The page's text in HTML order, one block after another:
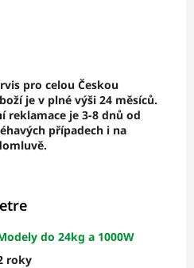
pro celou Českou
je v plné výši 24 měsíců.
reklamace je 3-8 dnů od
případech i na
do 24kg a 1000W
roky